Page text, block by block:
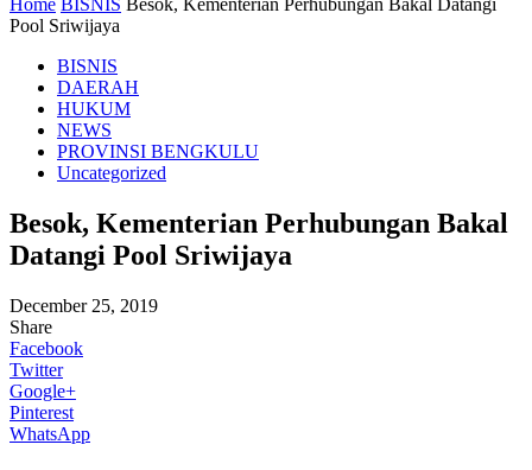
Home BISNIS Besok, Kementerian Perhubungan Bakal Datangi
Pool Sriwijaya
BISNIS
DAERAH
HUKUM
NEWS
PROVINSI BENGKULU
Uncategorized
Besok, Kementerian Perhubungan Bakal
Datangi Pool Sriwijaya
December 25, 2019
Share
Facebook
Twitter
Google+
Pinterest
WhatsApp